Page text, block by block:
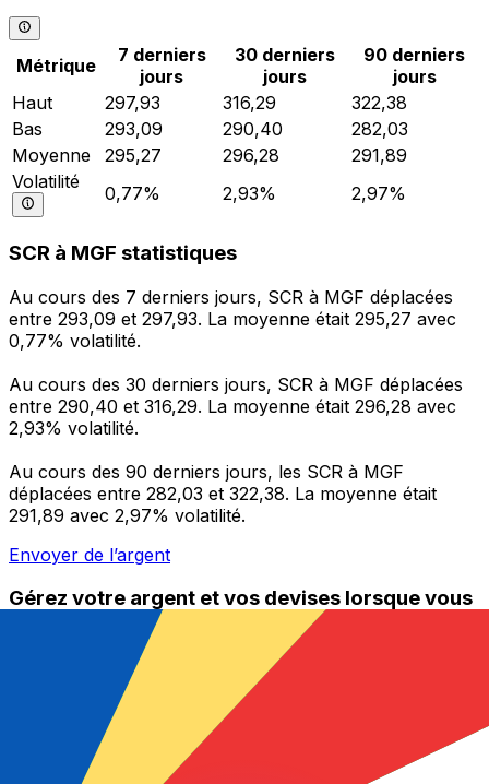
Métrique
7 derniers
jours
30 derniers
jours
90 derniers
jours
Haut
297,93 316,29
322,38
Bas
293,09 290,40
282,03
Moyenne
295,27 296,28
291,89
Volatilité
0,77% 2,93% 2,97%
SCR à MGF statistiques
Au cours des 7 derniers jours, SCR à MGF déplacées
entre 293,09 et 297,93. La moyenne était 295,27 avec
0,77% volatilité.
Au cours des 30 derniers jours, SCR à MGF déplacées
entre 290,40 et 316,29. La moyenne était 296,28 avec
2,93% volatilité.
Au cours des 90 derniers jours, les SCR à MGF
déplacées entre 282,03 et 322,38. La moyenne était
291,89 avec 2,97% volatilité.
Envoyer de l’argent
Gérez votre argent et vos devises lorsque vous
êtes en déplacement
L'application Xe réunit toutes les fonctionnalités
nécessaires pour vos transferts d'argent internationaux
et la gestion de vos devises. Convertissez des devises,
programmez des alertes de taux et transférez de
l'argent à l'étranger sans frais cachés. Téléchargez
l'application dès aujourd'hui !